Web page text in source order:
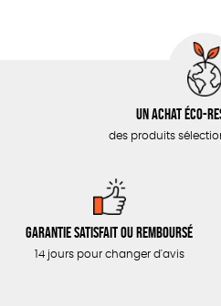
CUISINE / NUTRITION
ACCESSOIRES
Un achat éco-
des produits
Garantie satisfait ou remboursé
14 jours pour changer d'avis